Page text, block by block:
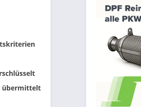
übermittelt